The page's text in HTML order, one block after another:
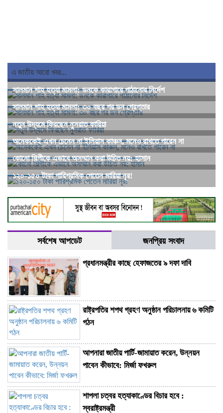
এ জাতীয় আরো খবর...
সালমান শাহ হত্যা মামলা: ডনকে কারাগারে পাঠানোর নির্দেশ
সালমান শাহ হত্যা মামলা: ৩০ বছর পর ডন গ্রেপ্তার
নতুন উদ্যমে ফিরছেন নুসরাত ফারিয়া
অনেককেই এখন চেনেন না ইলিয়াস কাঞ্চন, মনেও রাখতে পারেন না
কোনো শিল্পীকে এভাবে অসম্মান করা উচিত নয়: হাসান
১২০-১৫০ টাকা পারিশ্রমিক পেতেন মারিয়া নূর!
সর্বশেষ আপডেট জনপ্রিয় সংবাদ
প্রধানমন্ত্রীর কাছে হেফাজতের ৯ দফা দাবি
রাষ্ট্রপতির শপথ গ্রহণ অনুষ্ঠান পরিচালনায় ৬ কমিটি
গঠন
আপনারা জাতীয় পার্টি-জামায়াত করেন, উন্নয়ন
পাবেন কীভাবে: মির্জা ফখরুল
শাপলা চত্বর হত্যাকাণ্ডের বিচার হবে :
স্বরাষ্ট্রমন্ত্রী